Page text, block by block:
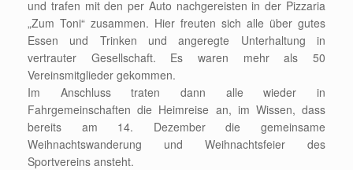
und trafen mit den per Auto nachgereisten in der Pizzaria
„Zum Toni“ zusammen. Hier freuten sich alle über gutes
Essen und Trinken und angeregte Unterhaltung in
vertrauter Gesellschaft. Es waren mehr als 50
Vereinsmitglieder gekommen.
Im Anschluss traten dann alle wieder in
Fahrgemeinschaften die Heimreise an, im Wissen, dass
bereits am 14. Dezember die gemeinsame
Weihnachtswanderung und Weihnachtsfeier des
Sportvereins ansteht.